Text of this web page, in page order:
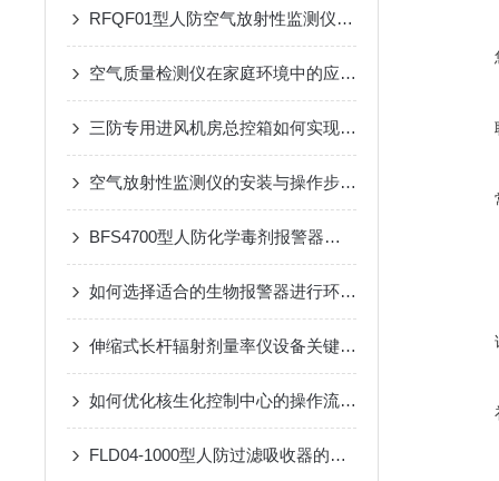
RFQF01型人防空气放射性监测仪的工作原理与技术特点
空气质量检测仪在家庭环境中的应用与选购技巧
三防专用进风机房总控箱如何实现风量智能调节与应急切换？
空气放射性监测仪的安装与操作步骤介绍
BFS4700型人防化学毒剂报警器是重要技术屏障
如何选择适合的生物报警器进行环境监测？
伸缩式长杆辐射剂量率仪设备关键技术与应用
如何优化核生化控制中心的操作流程？
FLD04-1000型人防过滤吸收器的维护与保养技巧